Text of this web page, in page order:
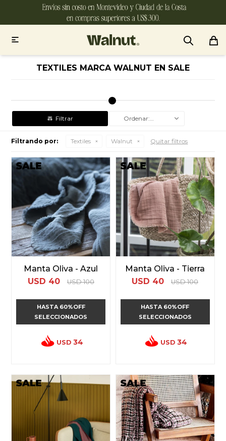

TEXTILES MARCA WALNUT EN SALE
Recomendados
Filtrando por: Textiles Walnut Quitar filtros
Manta Oliva - Azul
USD 40 USD 100
HASTA 60%OFF
SELECCIONADOS
USD 34
Manta Oliva - Tierra
USD 40 USD 100
HASTA 60%OFF
SELECCIONADOS
USD 34